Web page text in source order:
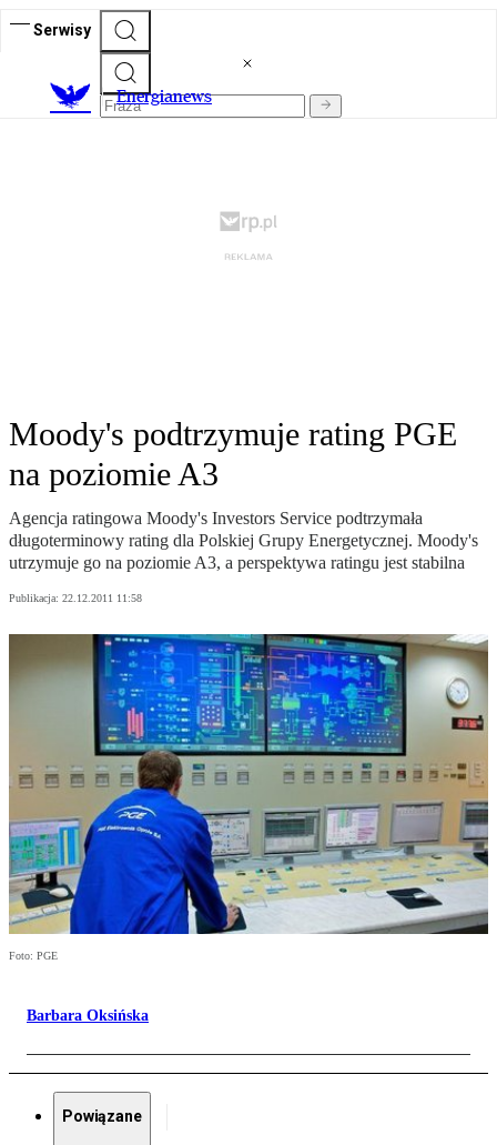
Serwisy
Energianews
Moody's podtrzymuje rating PGE
na poziomie A3
Agencja ratingowa Moody's Investors Service podtrzymała
długoterminowy rating dla Polskiej Grupy Energetycznej. Moody's
utrzymuje go na poziomie A3, a perspektywa ratingu jest stabilna
Publikacja: 22.12.2011 11:58
Foto: PGE
Barbara Oksińska
Powiązane